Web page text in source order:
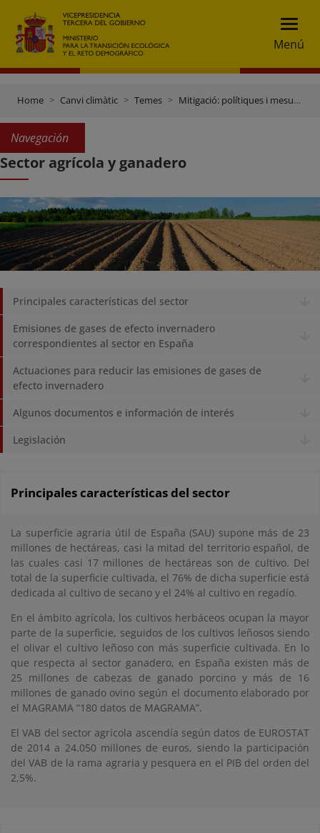
Menú
Home Canvi climàtic Temes Mitigació: polítiques i mesures
Navegación
Sector agrícola y ganadero
Principales características del sector
Emisiones de gases de efecto invernadero
correspondientes al sector en España
Actuaciones para reducir las emisiones de gases de
efecto invernadero
Algunos documentos e información de interés
Legislación
Principales características del sector
La superficie agraria útil de España (SAU) supone más de 23
millones de hectáreas, casi la mitad del territorio español, de
las cuales casi 17 millones de hectáreas son de cultivo. Del
total de la superficie cultivada, el 76% de dicha superficie está
dedicada al cultivo de secano y el 24% al cultivo en regadío.
En el ámbito agrícola, los cultivos herbáceos ocupan la mayor
parte de la superficie, seguidos de los cultivos leñosos siendo
el olivar el cultivo leñoso con más superficie cultivada. En lo
que respecta al sector ganadero, en España existen más de
25 millones de cabezas de ganado porcino y más de 16
millones de ganado ovino según el documento elaborado por
el MAGRAMA “180 datos de MAGRAMA”.
El VAB del sector agrícola ascendía según datos de EUROSTAT
de 2014 a 24.050 millones de euros, siendo la participación
del VAB de la rama agraria y pesquera en el PIB del orden del
2,5%.